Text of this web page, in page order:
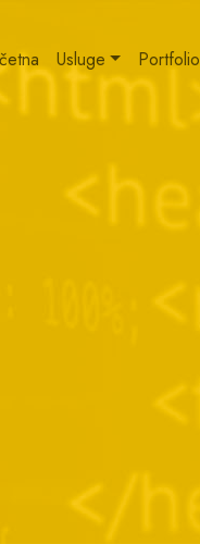
Usluge Portfolio